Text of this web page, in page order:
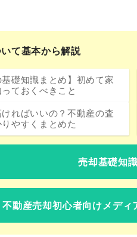
て基本から解説
基礎知識まとめ】初めて家
ておくべきこと
ればいいの？不動産の査
やすくまとめた
売却基礎知
不動産売却初心者向けメディ